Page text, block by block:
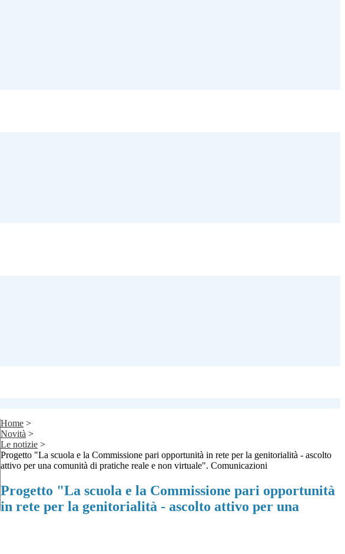
Home >
Novità >
Le notizie >
Progetto "La scuola e la Commissione pari opportunità in rete per la genitorialità - ascolto
attivo per una comunità di pratiche reale e non virtuale". Comunicazioni
Progetto "La scuola e la Commissione pari opportunità
in rete per la genitorialità - ascolto attivo per una